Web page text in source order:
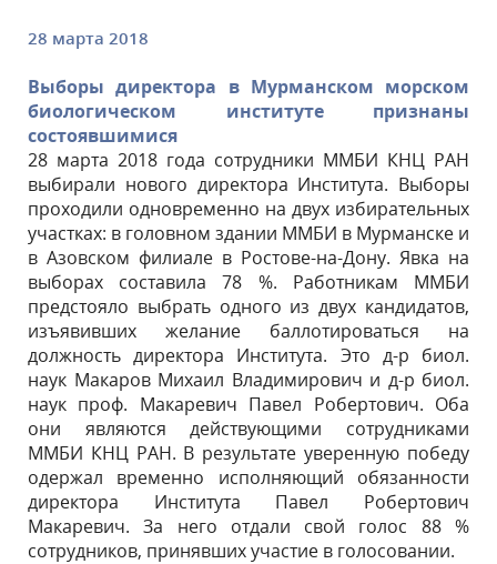
28 марта 2018
Выборы директора в Мурманском морском
биологическом институте признаны
состоявшимися
28 марта 2018 года сотрудники ММБИ КНЦ РАН
выбирали нового директора Института. Выборы
проходили одновременно на двух избирательных
участках: в головном здании ММБИ в Мурманске и
в Азовском филиале в Ростове-на-Дону. Явка на
выборах составила 78 %. Работникам ММБИ
предстояло выбрать одного из двух кандидатов,
изъявивших желание баллотироваться на
должность директора Института. Это д-р биол.
наук Макаров Михаил Владимирович и д-р биол.
наук проф. Макаревич Павел Робертович. Оба
они являются действующими сотрудниками
ММБИ КНЦ РАН. В результате уверенную победу
одержал временно исполняющий обязанности
директора Института Павел Робертович
Макаревич. За него отдали свой голос 88 %
сотрудников, принявших участие в голосовании.